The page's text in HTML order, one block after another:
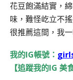
花豆飽滿結實，
味，難怪屹立不
很推薦這間，我
我的IG帳號：
【追蹤我的IG 美